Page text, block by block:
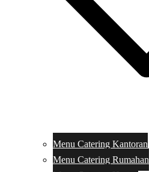
Menu Catering Kantoran
Menu Catering Rumahan